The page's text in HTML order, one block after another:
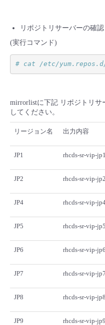
リポジトリサーバーの確認
(実行コマンド)
# cat /etc/
mirrorlistに下記 リポジトリ
してください。
リージョン名 出力内容
JP1 rhcds-sr-vip-
JP2 rhcds-sr-vip-
JP4 rhcds-sr-vip-
JP5 rhcds-sr-vip-
JP6 rhcds-sr-vip-
JP7 rhcds-sr-vip-
JP8 rhcds-sr-vip-
JP9 rhcds-sr-vip-